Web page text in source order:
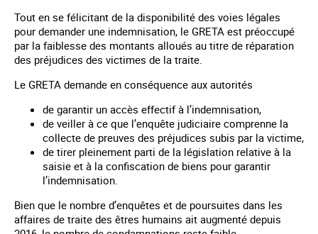
Tout en se félicitant de la disponibilité des voies légales
pour demander une indemnisation, le GRETA est préoccupé
par la faiblesse des montants alloués au titre de réparation
des préjudices des victimes de la traite.
Le GRETA demande en conséquence aux autorités
de garantir un accès effectif à l’indemnisation,
de veiller à ce que l’enquête judiciaire comprenne la
collecte de preuves des préjudices subis par la victime,
de tirer pleinement parti de la législation relative à la
saisie et à la confiscation de biens pour garantir
l’indemnisation.
Bien que le nombre d’enquêtes et de poursuites dans les
affaires de traite des êtres humains ait augmenté depuis